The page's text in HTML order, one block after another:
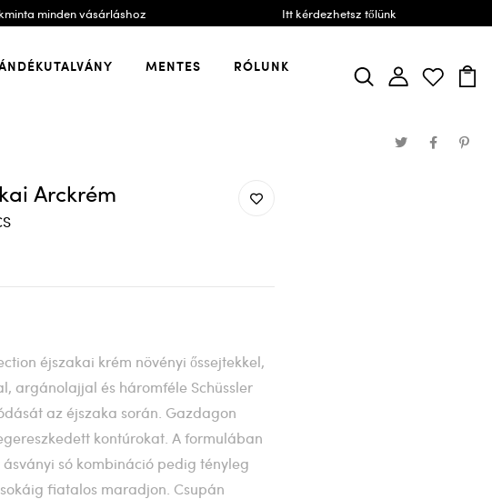
minden vásárláshoz Itt kérdezhetsz tőlünk
MENTES RÓLUNK
Arckrém
éjszakai krém növényi őssejtekkel,
argánolajjal és háromféle Schüssler
az éjszaka során. Gazdagon
kontúrokat. A formulában
só kombináció pedig tényleg
fiatalos maradjon. Csupán